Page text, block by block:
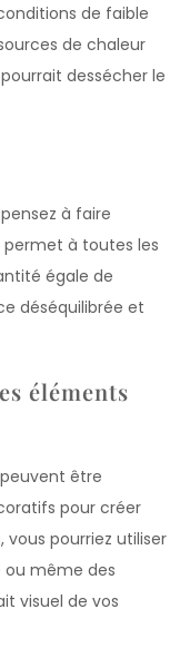
de faible
de chaleur
dessécher le
à faire
à toutes les
égale de
déséquilibrée et
éléments
être
pour créer
vous pourriez utiliser
ou même des
visuel de vos